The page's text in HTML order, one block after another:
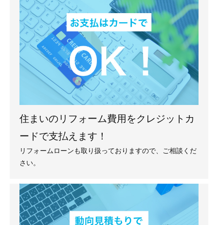
住まいのリフォーム費用をクレジットカ
ードで支払えます！
リフォームローンも取り扱っておりますので、ご相談くだ
さい。